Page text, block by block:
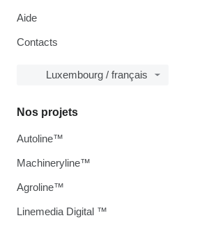
Aide
Contacts
Luxembourg / français
Nos projets
Autoline™
Machineryline™
Agroline™
Linemedia Digital ™